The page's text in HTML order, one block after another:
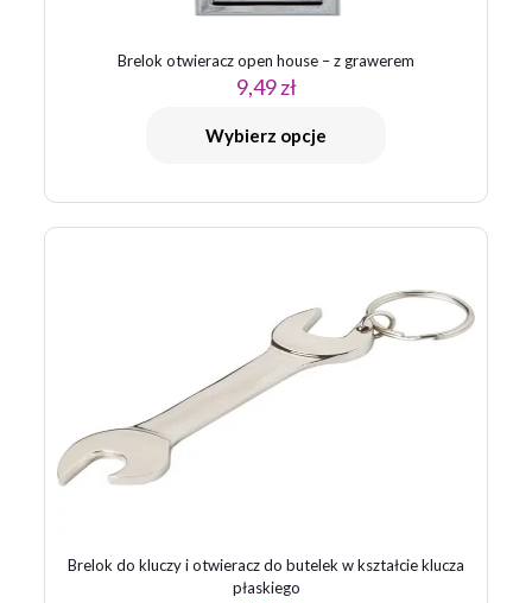
Brelok otwieracz open house – z grawerem
9,49zł
Wybierz opcje
Brelok do kluczy i otwieracz do butelek w kształcie klucza
płaskiego